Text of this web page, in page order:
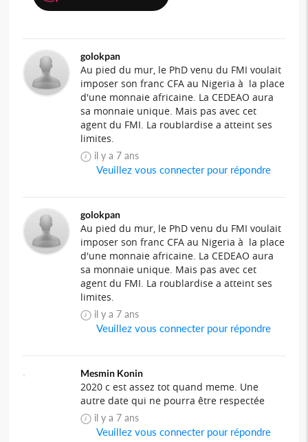
golokpan
Au pied du mur, le PhD venu du FMI voulait
imposer son franc CFA au Nigeria à la place
d'une monnaie africaine. La CEDEAO aura
sa monnaie unique. Mais pas avec cet
agent du FMI. La roublardise a atteint ses
limites.
il y a 7 ans
Veuillez vous connecter pour répondre
golokpan
Au pied du mur, le PhD venu du FMI voulait
imposer son franc CFA au Nigeria à la place
d'une monnaie africaine. La CEDEAO aura
sa monnaie unique. Mais pas avec cet
agent du FMI. La roublardise a atteint ses
limites.
il y a 7 ans
Veuillez vous connecter pour répondre
Mesmin Konin
2020 c est assez tot quand meme. Une
autre date qui ne pourra être respectée
il y a 7 ans
Veuillez vous connecter pour répondre